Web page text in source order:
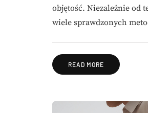
objętość. Niezależnie od
wiele sprawdzonych
READ MORE